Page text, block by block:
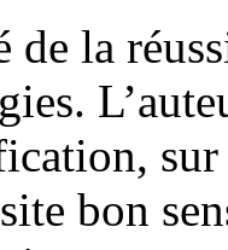
de la
sur
bon